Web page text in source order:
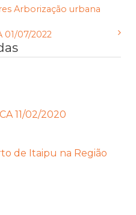
Arborização urbana
01/07/2022
11/02/2020
de Itaipu na Região